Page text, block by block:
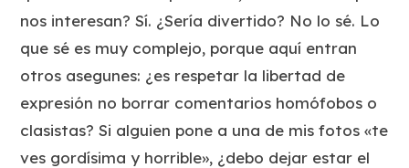
nos interesan? Sí. ¿Sería divertido? No lo sé. Lo
que sé es muy complejo, porque aquí entran
otros asegunes: ¿es respetar la libertad de
expresión no borrar comentarios homófobos o
clasistas? Si alguien pone a una de mis fotos «te
ves gordísima y horrible», ¿debo dejar estar el